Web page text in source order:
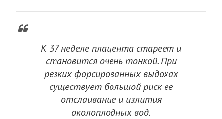
К 37 неделе плацента стареет и
становится очень тонкой. При
резких форсированных выдохах
существует большой риск ее
отслаивание и излития
околоплодных вод.